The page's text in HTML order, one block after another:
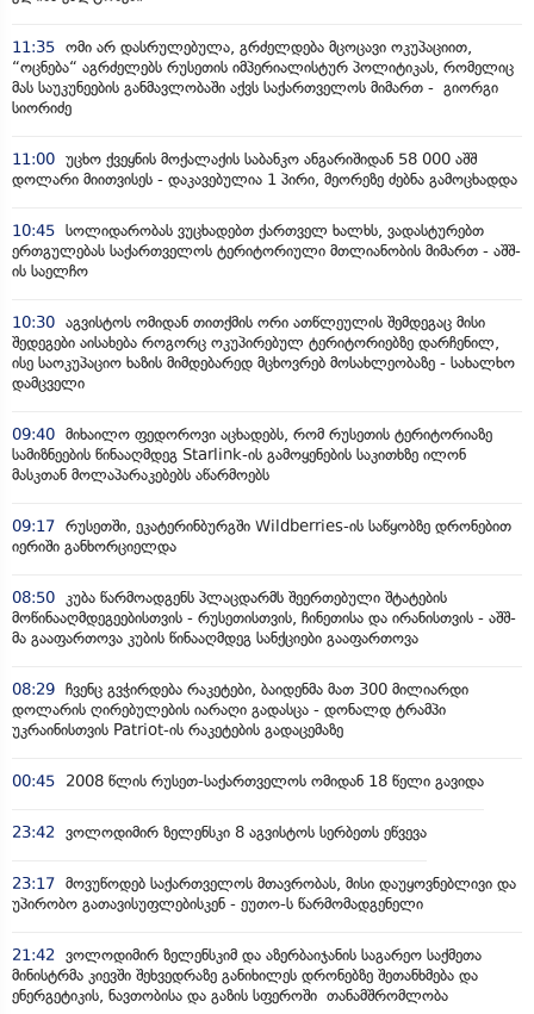
11:35 ომი არ დასრულებულა, გრძელდება მცოცავი ოკუპაციით,
“ოცნება“ აგრძელებს რუსეთის იმპერიალისტურ პოლიტიკას, რომელიც
მას საუკუნეების განმავლობაში აქვს საქართველოს მიმართ - გიორგი
სიორიძე
11:00 უცხო ქვეყნის მოქალაქის საბანკო ანგარიშიდან 58 000 აშშ
დოლარი მიითვისეს - დაკავებულია 1 პირი, მეორეზე ძებნა გამოცხადდა
10:45 სოლიდარობას ვუცხადებთ ქართველ ხალხს, ვადასტურებთ
ერთგულებას საქართველოს ტერიტორიული მთლიანობის მიმართ - აშშ-
ის საელჩო
10:30 აგვისტოს ომიდან თითქმის ორი ათწლეულის შემდეგაც მისი
შედეგები აისახება როგორც ოკუპირებულ ტერიტორიებზე დარჩენილ,
ისე საოკუპაციო ხაზის მიმდებარედ მცხოვრებ მოსახლეობაზე - სახალხო
დამცველი
09:40 მიხაილო ფედოროვი აცხადებს, რომ რუსეთის ტერიტორიაზე
სამიზნეების წინააღმდეგ Starlink-ის გამოყენების საკითხზე ილონ
მასკთან მოლაპარაკებებს აწარმოებს
09:17 რუსეთში, ეკატერინბურგში Wildberries-ის საწყობზე დრონებით
იერიში განხორციელდა
08:50
კუბა წარმოადგენს პლაცდარმს შეერთებული შტატების
მოწინააღმდეგეებისთვის - რუსეთისთვის, ჩინეთისა და ირანისთვის - აშშ-
მა გააფართოვა კუბის წინააღმდეგ სანქციები გააფართოვა
08:29 ჩვენც გვჭირდება რაკეტები, ბაიდენმა მათ 300 მილიარდი
დოლარის ღირებულების იარაღი გადასცა - დონალდ ტრამპი
უკრაინისთვის Patriot-ის რაკეტების გადაცემაზე
00:45 2008 წლის რუსეთ-საქართველოს ომიდან 18 წელი გავიდა
23:42 ვოლოდიმირ ზელენსკი 8 აგვისტოს სერბეთს ეწვევა
23:17 მოვუწოდებ საქართველოს მთავრობას, მისი დაუყოვნებლივი და
უპირობო გათავისუფლებისკენ - ეუთო-ს წარმომადგენელი
21:42
ვოლოდიმირ ზელენსკიმ და აზერბაიჯანის საგარეო საქმეთა
მინისტრმა კიევში შეხვედრაზე განიხილეს დრონებზე შეთანხმება და
ენერგეტიკის, ნავთობისა და გაზის სფეროში თანამშრომლობა